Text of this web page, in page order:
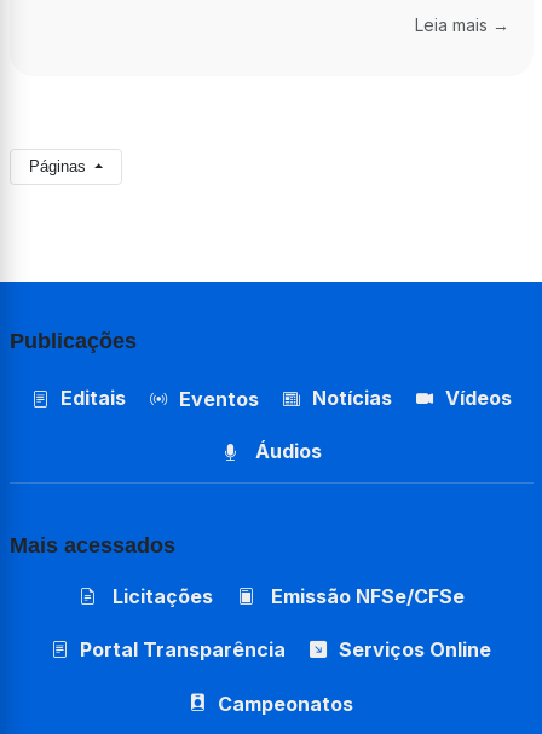
Leia mais →
Páginas
Publicações
Editais Eventos Notícias Vídeos
Áudios
Mais acessados
Licitações Emissão NFSe/CFSe
Portal Transparência Serviços Online
Campeonatos